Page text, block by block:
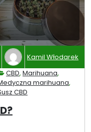
Kamil Włodarek
CBD,Marihuana,
marihuana,
CBD